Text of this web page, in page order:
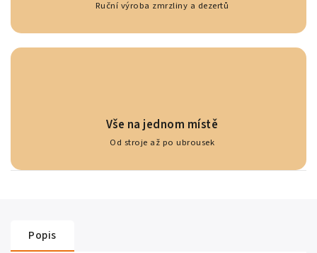
Ruční výroba zmrzliny a dezertů
Vše na jednom místě
Od stroje až po ubrousek
Popis